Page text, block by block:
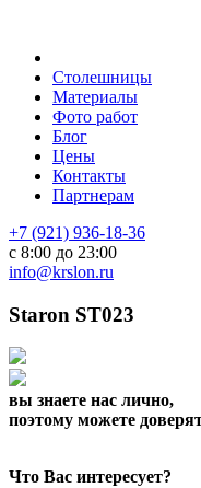
Столешницы
Материалы
Фото работ
Блог
Цены
Контакты
Партнерам
+7 (921) 936-18-36
с 8:00 до 23:00
info@krslon.ru
Staron ST023
вы знаете нас лично,
поэтому можете
Что Вас интересует?